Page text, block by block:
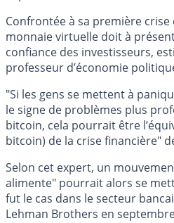
Confrontée à sa première crise
monnaie virtuelle doit à
confiance des investisseurs,
professeur d’économie
"Si les gens se mettent à
le signe de problèmes plus
bitcoin, cela pourrait être
bitcoin) de la crise financière"
Selon cet expert, un
alimente" pourrait alors se
fut le cas dans le secteur
Lehman Brothers en